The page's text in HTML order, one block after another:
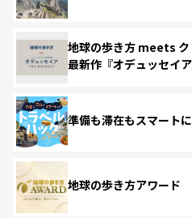
地球の歩き方 meets ク
最新作『オデュッセイア
準備も滞在もスマート
地球の歩き方アワード